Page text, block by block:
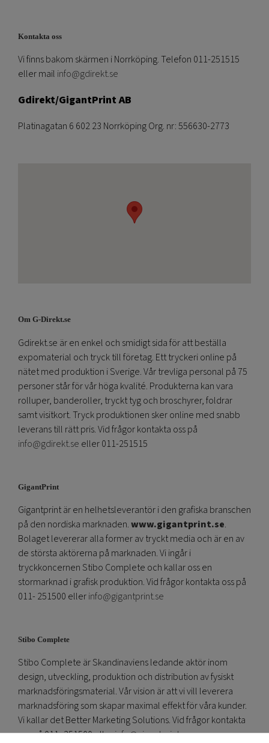
Kontakta oss
Vi finns bakom skärmen i Norrköping. Telefon 011-251515
eller mail info@gdirekt.se
Gdirekt/GigantPrint AB
Platinagatan 6 602 23 Norrköping Org. nr: 556630-2773
Om G-Direkt.se
Gdirekt.se är en enkel och smidigt sida för att beställa
expomaterial och tryck till företag. Ett tryckeri online på
nätet med produktion i Sverige. Vår trevliga personal på 75
personer står för vår höga kvalité. Produkterna kan vara
rolluper, banderoller, tryckt tyg och broschyrer, foldrar
samt visitkort. Tryck produktionen sker online med snabb
leverans till rätt pris. Vid frågor kontakta oss på
info@gdirekt.se eller 011-251515
GigantPrint
Gigantprint är en helhetsleverantör i den grafiska branschen
på den nordiska marknaden.www.gigantprint.se.
Bolaget levererar alla former av tryckt media och är en av
de största aktörerna på marknaden. Vi ingår i
tryckkoncernen Stibo Complete och kallar oss en
stormarknad i grafisk produktion. Vid frågor kontakta oss på
011- 251500 ellerinfo@gigantprint.se
Stibo Complete
Stibo Complete är Skandinaviens ledande aktör inom
design, utveckling, produktion och distribution av fysiskt
marknadsföringsmaterial. Vår vision är att vi vill leverera
marknadsföring som skapar maximal effekt för våra kunder.
Vi kallar det Better Marketing Solutions. Vid frågor kontakta
oss på 011- 251500 ellerinfo@gigantprint.se